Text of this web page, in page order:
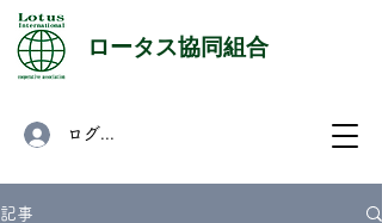
​ロータス協同組合
ログイン
記事